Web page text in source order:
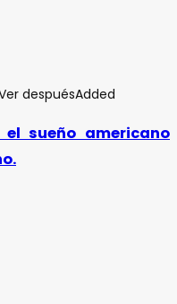
despuésAdded
el sueño americano